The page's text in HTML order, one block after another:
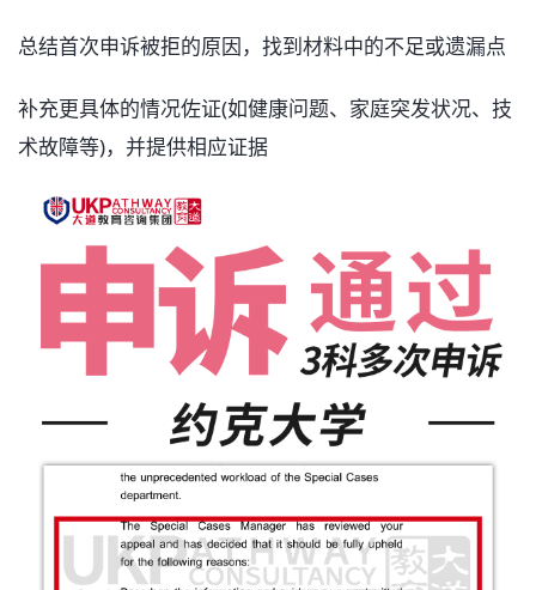
总结首次申诉被拒的原因，找到材料中的不足或遗漏点
补充更具体的情况佐证(如健康问题、家庭突发状况、技
术故障等)，并提供相应证据